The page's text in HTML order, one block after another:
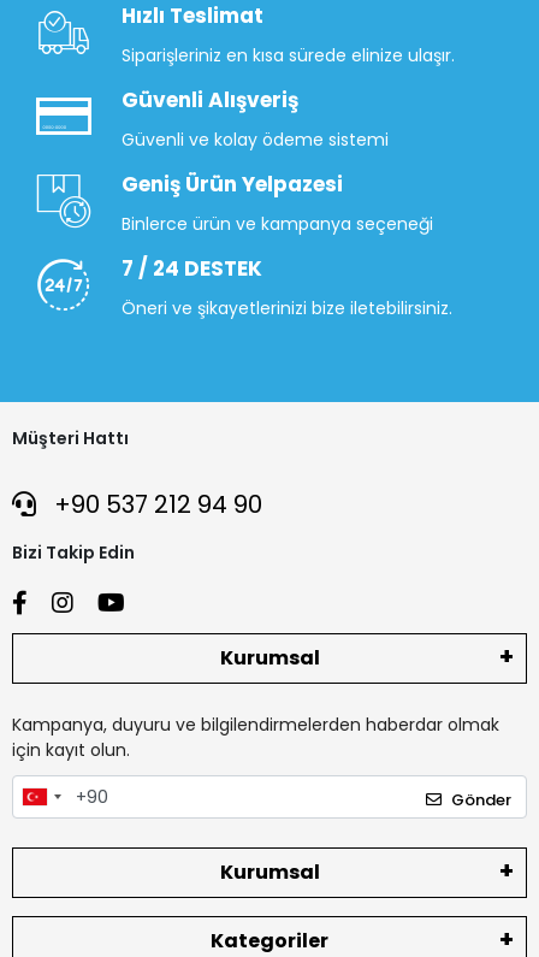
Hızlı Teslimat
Siparişleriniz en kısa sürede elinize ulaşır.
Güvenli Alışveriş
Güvenli ve kolay ödeme sistemi
Geniş Ürün Yelpazesi
Binlerce ürün ve kampanya seçeneği
7 / 24 DESTEK
Öneri ve şikayetlerinizi bize iletebilirsiniz.
Müşteri Hattı
+90 537 212 94 90
Bizi Takip Edin
Kurumsal
Kampanya, duyuru ve bilgilendirmelerden haberdar olmak
için kayıt olun.
Gönder
Kurumsal
Kategoriler